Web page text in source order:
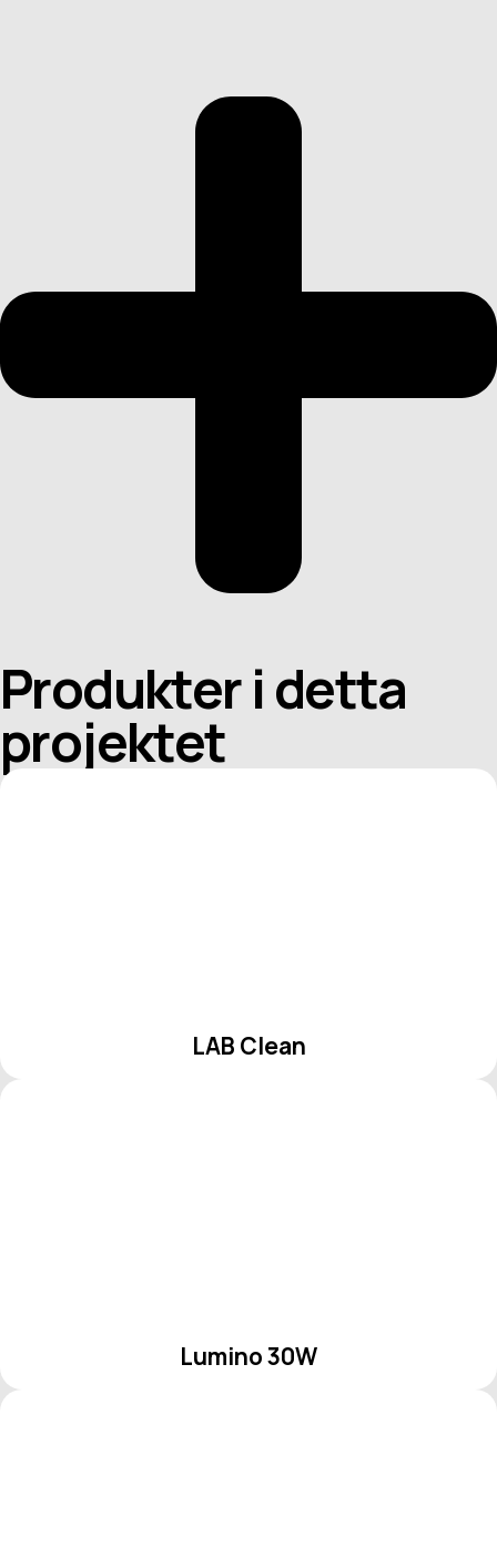
Produkter i detta
projektet
LAB Clean
Lumino 30W